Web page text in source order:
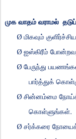
முக வாதம் வராமல்
Ø மிகவும்
Ø ஐஸ்கிரீம்
Ø பேருந்து
பார்த்துக்
Ø சின்னம்மை
கொள்ளுங்கள்.
Ø சர்க்கரை